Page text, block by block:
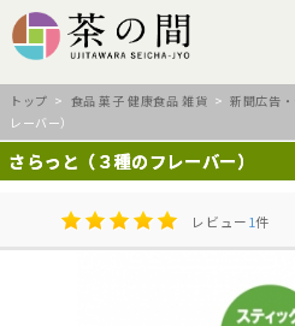
トップ > 食品 菓子 健康食品 雑貨 >新聞広告
レーバー）
さらっと（３種のフレーバー）
レビュー1件